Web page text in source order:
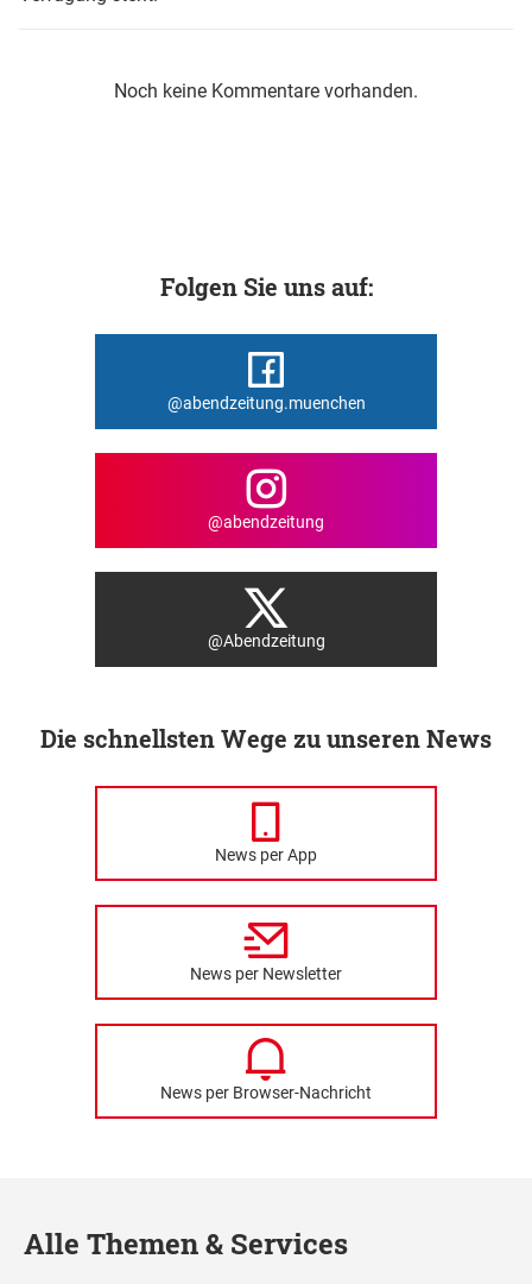
Noch keine Kommentare vorhanden.
Folgen Sie uns auf:
@abendzeitung.muenchen
@abendzeitung
@Abendzeitung
Die schnellsten Wege zu unseren News
News per App
News per Newsletter
News per Browser-Nachricht
Alle Themen & Services